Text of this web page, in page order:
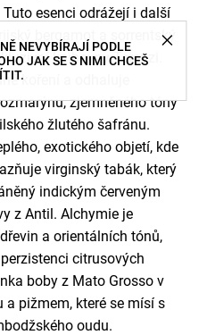
NEVYBÍRAJÍ PODLE
JAK SE S NIMI CHCEŠ
esenci odrážejí i další
bergamot a sorrentský
knihovny Terenzi.
koření a odhaluje
zjemněného tóny
žlutého šafránu.
exotického objetí, kde
virginský tabák, který
indickým červeným
z Antil. Alchymie je
a orientálních tónů,
citrusových
boby z Mato Grosso v
a pižmem, které se mísí s
oudu.